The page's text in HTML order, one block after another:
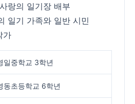
랑의 일기장 배부
일기 가족와 일반 시민
가
일중학교 3학년
동초등학교 6학년